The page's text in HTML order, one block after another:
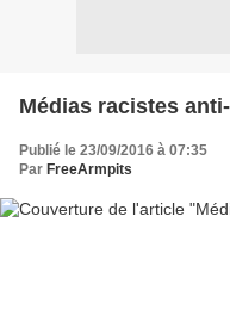
Médias racistes
Publié le 23/09/2016 à 07:35
Par FreeArmpits